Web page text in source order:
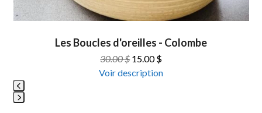
Les Boucles d'oreilles - Colombe
30.00$Le
prix
15.00$Le
prix
Voir description